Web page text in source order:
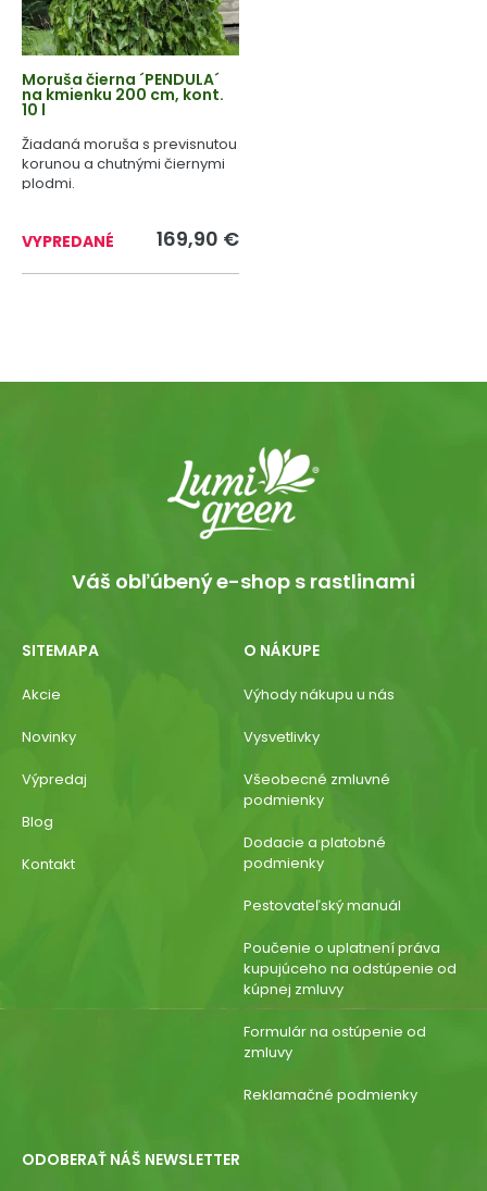
Moruša čierna ´PENDULA´
na kmienku 200 cm, kont.
10 l
Žiadaná moruša s previsnutou
korunou a chutnými čiernymi
plodmi.
VYPREDANÉ 169,90 €
Váš obľúbený e-shop s rastlinami
SITEMAPA
Akcie
Novinky
Výpredaj
Blog
Kontakt
O NÁKUPE
Výhody nákupu u nás
Vysvetlivky
Všeobecné zmluvné
podmienky
Dodacie a platobné
podmienky
Pestovateľský manuál
Poučenie o uplatnení práva
kupujúceho na odstúpenie od
kúpnej zmluvy
Formulár na ostúpenie od
zmluvy
Reklamačné podmienky
ODOBERAŤ NÁŠ NEWSLETTER